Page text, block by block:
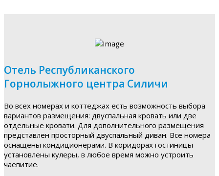
Отель Республиканского
Горнолыжного центра Силичи
Во всех номерах и коттеджах есть возможность выбора
вариантов размещения: двуспальная кровать или две
отдельные кровати. Для дополнительного размещения
представлен просторный двуспальный диван. Все номера
оснащены кондиционерами. В коридорах гостиницы
установлены кулеры, в любое время можно устроить
чаепитие.